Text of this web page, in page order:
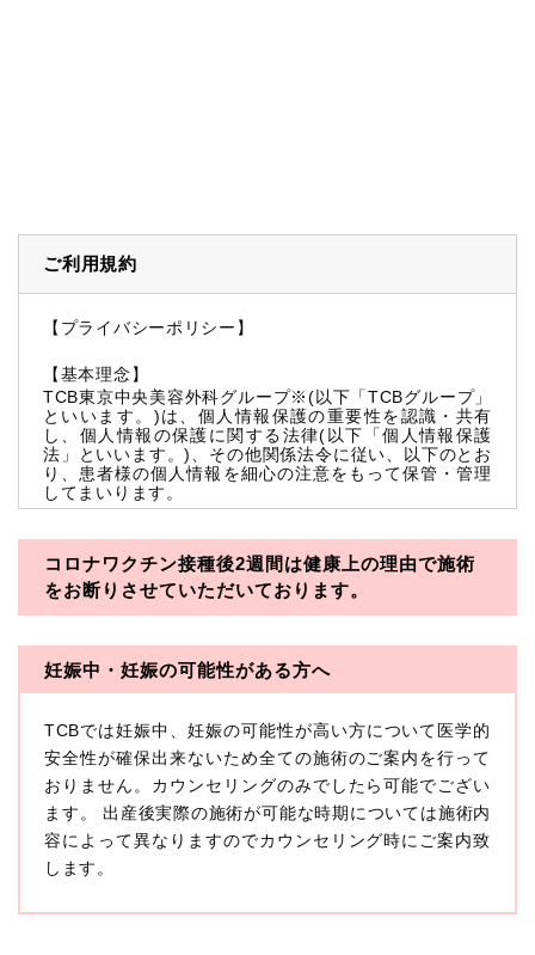
ご利用規約
【プライバシーポリシー】
【基本理念】
TCB東京中央美容外科グループ※(以下「TCBグループ」
といいます。)は、個人情報保護の重要性を認識・共有
し、個人情報の保護に関する法律(以下「個人情報保護
法」といいます。)、その他関係法令に従い、以下のとお
り、患者様の個人情報を細心の注意をもって保管・管理
してまいります。
※TCBグループとは以下を総称していいます。
・一般社団法人メディカルアライアンス
・医療法人社団創彩会
本プライバシーポリシーにおいて「個人情報」とは、生
存する個人に関する情報であって、当該情報に含まれる
氏名、生年月日その他の記述等により特定の個人を識別
できるもの又は個人識別符号（個人情報保護委員会の政
令に準じます。）が含まれるものをいいます。
収集した患者様に関する情報には、単独のままでは特定
の個人を識別できない情報もありますが、他の情報と組
み合わせることにより特定の個人を識別できる場合、か
に扱うものとします。
コロナワクチン接種後2週間は健康上の理由で施術
をお断りさせていただいております。
妊娠中・妊娠の可能性がある方へ
TCBでは妊娠中、妊娠の可能性が高い方について医学的
安全性が確保出来ないため全ての施術のご案内を行って
おりません。カウンセリングのみでしたら可能でござい
ます。 出産後実際の施術が可能な時期については施術内
容によって異なりますのでカウンセリング時にご案内致
します。